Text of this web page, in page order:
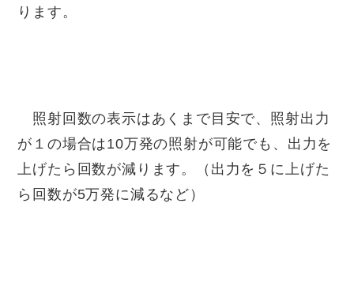
ります。
照射回数の表示はあくまで目安で、照射出力
が１の場合は10万発の照射が可能でも、出力を
上げたら回数が減ります。（出力を５に上げた
ら回数が5万発に減るなど）